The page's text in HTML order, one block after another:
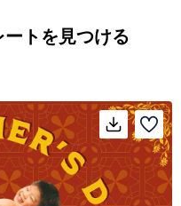
トを見つける